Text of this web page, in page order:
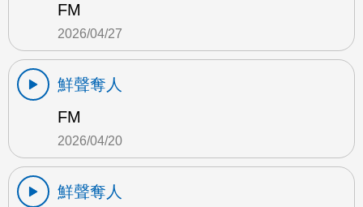
FM
2026/04/27
鮮聲奪人
FM
2026/04/20
鮮聲奪人